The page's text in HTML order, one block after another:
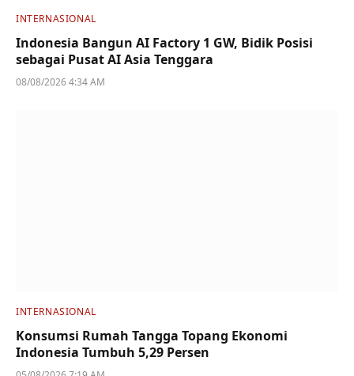
INTERNASIONAL
Indonesia Bangun AI Factory 1 GW, Bidik Posisi
sebagai Pusat AI Asia Tenggara
08/08/2026 4:34 AM
INTERNASIONAL
Konsumsi Rumah Tangga Topang Ekonomi
Indonesia Tumbuh 5,29 Persen